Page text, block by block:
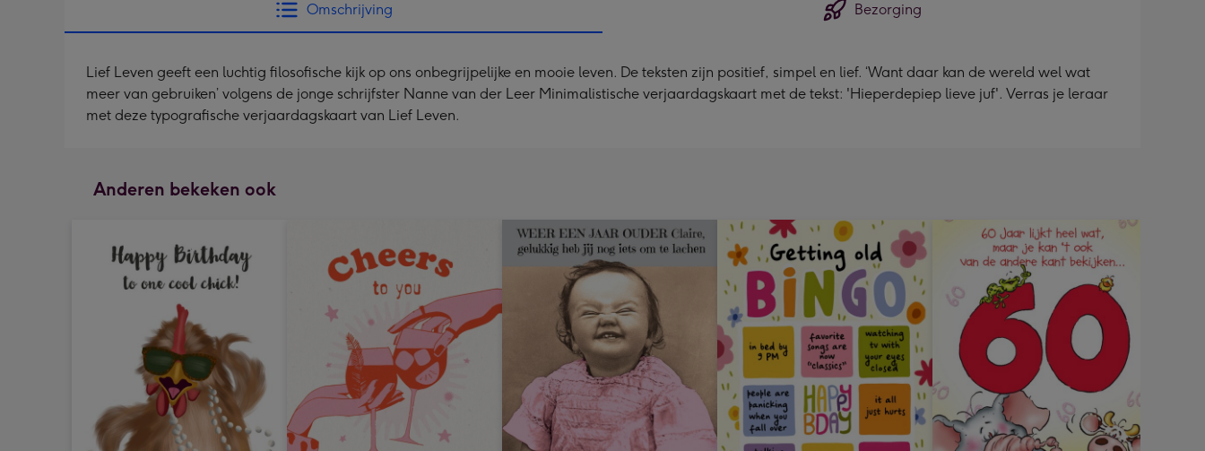
Omschrijving Bezorging
Lief Leven geeft een luchtig filosofische kijk op ons onbegrijpelijke en mooie leven. De teksten zijn positief, simpel en lief. ‘Want daar kan de wereld wel wat
meer van gebruiken’ volgens de jonge schrijfster Nanne van der Leer Minimalistische verjaardagskaart met de tekst: 'Hieperdepiep lieve juf'. Verras je leraar
met deze typografische verjaardagskaart van Lief Leven.
Anderen bekeken ook